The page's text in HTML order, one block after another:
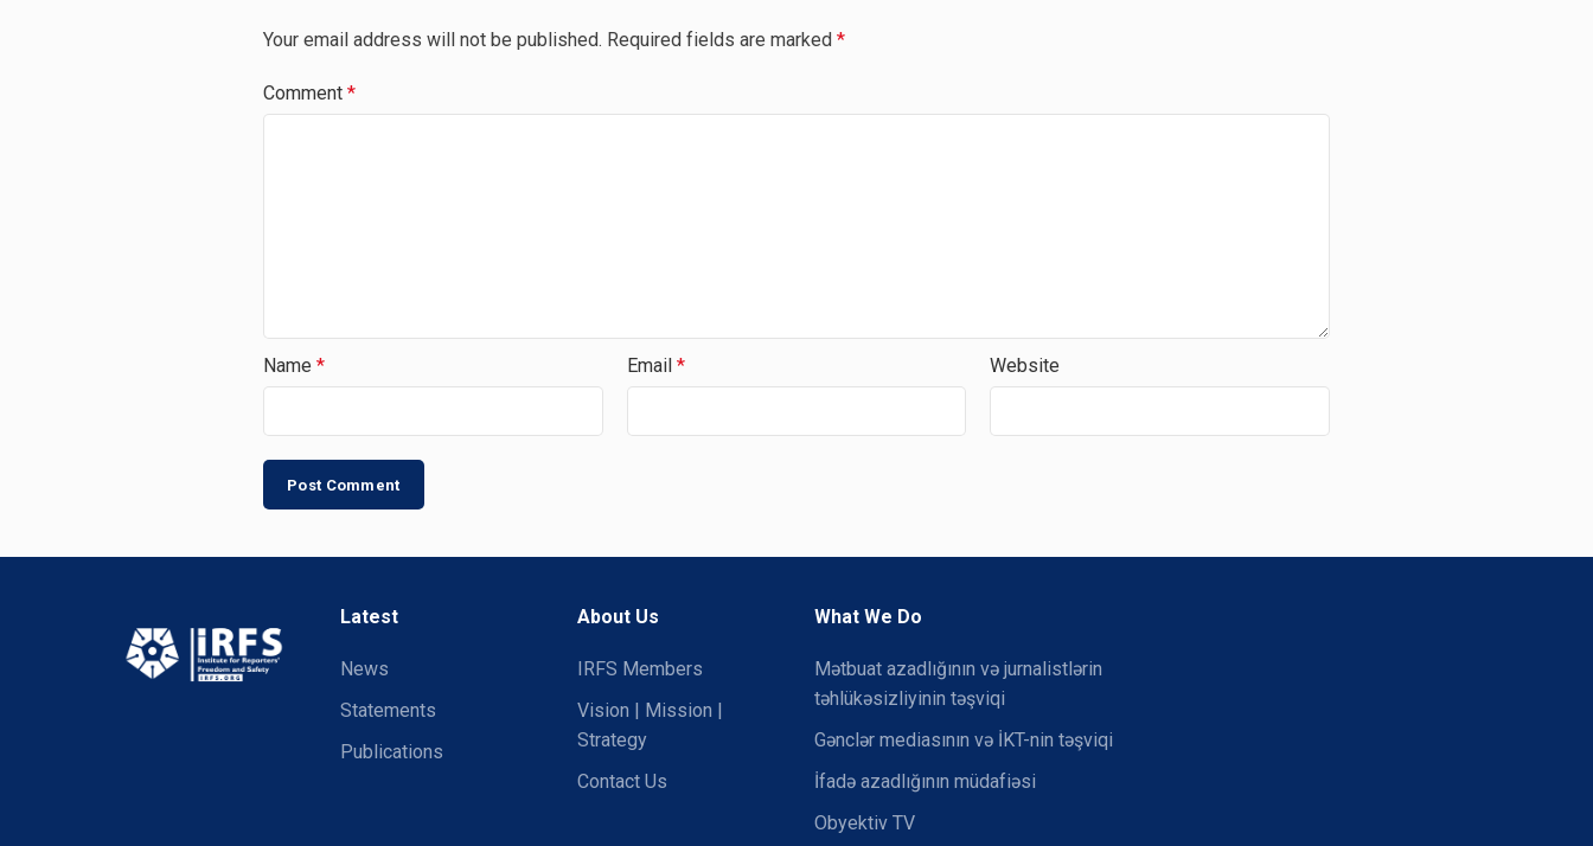
Your email address will not be published. Required fields are marked *
Comment *
Name * Email * Website
Latest
News
Statements
Publications
About Us
IRFS Members
Vision | Mission |
Strategy
Contact Us
What We Do
Mətbuat azadlığının və jurnalistlərin
təhlükəsizliyinin təşviqi
Gənclər mediasının və İKT-nin təşviqi
İfadə azadlığının müdafiəsi
Obyektiv TV